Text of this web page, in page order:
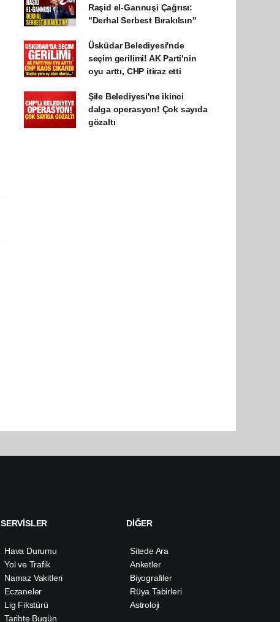
Raşid el-Gannuşi Çağrısı:
"Derhal Serbest Bırakılsın"
Üsküdar Belediyesi'nde
seçim gerilimi! AK Parti'nin
oyu arttı, CHP itiraz etti
Şile Belediyesi'ne ikinci
dalga operasyon! Çok sayıda
gözaltı
SERVİSLER
Hava Durumu
Yol ve Trafik
Namaz Vakitleri
Eczaneler
Lig Fikstürü
Tarihte Bugün
DİĞER
Sitede Ara
Anketler
Biyografiler
Rüya Tabirleri
Astroloji